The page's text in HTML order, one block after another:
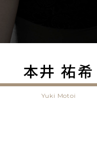
本井 祐希
Yuki Motoi